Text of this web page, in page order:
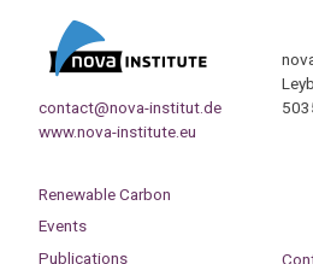
contact@nova-institut.de
www.nova-institute.eu
Renewable Carbon
Events
Publications